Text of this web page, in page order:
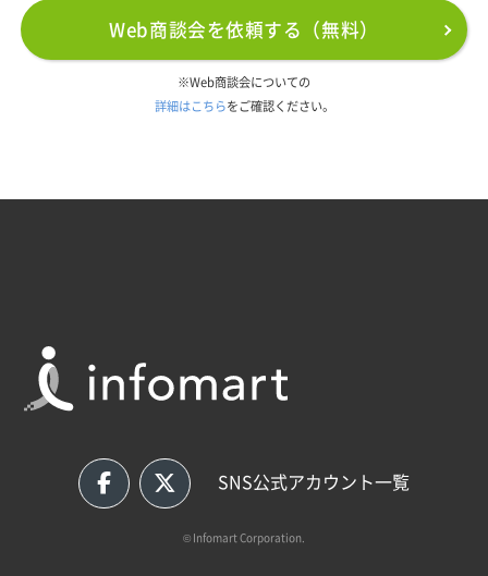
Web商談会を依頼する（無料）
※Web商談会についての
詳細はこちらをご確認ください。
SNS公式アカウント一覧
© Infomart Corporation.